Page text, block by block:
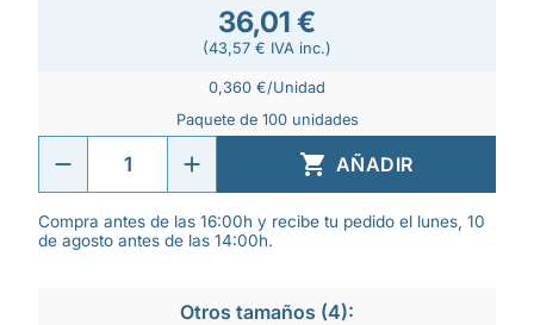
36,01 €
(43,57 € IVA inc.)
0,360 €/Unidad
Paquete de 100 unidades
 AÑADIR
Compra antes de las 16:00h y recibe tu pedido el lunes, 10
de agosto antes de las 14:00h.
Otros tamaños (4):